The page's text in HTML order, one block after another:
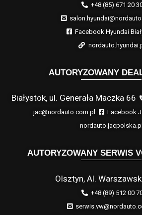
+48 (85) 671 20
Facebook Hyundai
AUTORYZOWANY
Białystok, ul. Generała Maczka 66
jac@nordauto.com.pl
Facebook
nordauto.jacpolska.pl
AUTORYZOWANY SERWIS
Olsztyn, Al.
+48 (89) 512 00